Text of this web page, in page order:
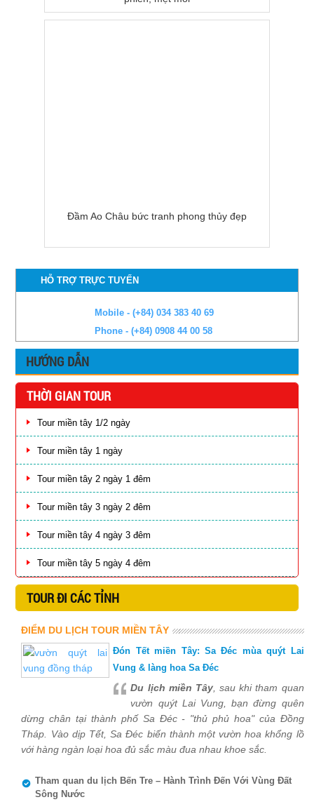
Đầm Ao Châu bức tranh phong thủy đẹp
HỖ TRỢ TRỰC TUYẾN
Mobile - (+84) 034 383 40 69
Phone - (+84) 0908 44 00 58
HƯỚNG DẪN
THỜI GIAN TOUR
Tour miền tây 1/2 ngày
Tour miền tây 1 ngày
Tour miền tây 2 ngày 1 đêm
Tour miền tây 3 ngày 2 đêm
Tour miền tây 4 ngày 3 đêm
Tour miền tây 5 ngày 4 đêm
TOUR ĐI CÁC TỈNH
ĐIỂM DU LỊCH TOUR MIỀN TÂY
Đón Tết miền Tây: Sa Đéc mùa quýt Lai
Vung & làng hoa Sa Đéc
Du lịch miền Tây, sau khi tham quan
vườn quýt Lai Vung, bạn đừng quên
dừng chân tại thành phố Sa Đéc - "thủ phủ hoa" của Đồng
Tháp. Vào dịp Tết, Sa Đéc biến thành một vườn hoa khổng lồ
với hàng ngàn loại hoa đủ sắc màu đua nhau khoe sắc.
Tham quan du lịch Bến Tre – Hành Trình Đến Với Vùng Đất
Sông Nước